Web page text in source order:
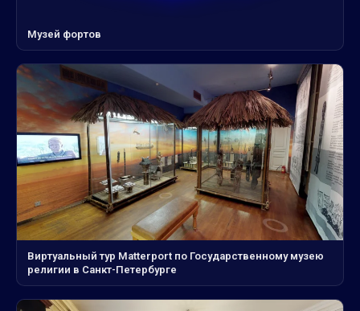
Музей фортов
Виртуальный тур Matterport по Государственному музею
религии в Санкт-Петербурге